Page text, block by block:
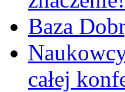
Baza
całej